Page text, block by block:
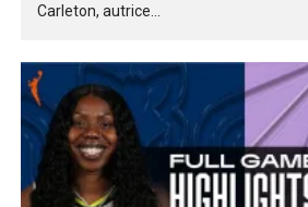
Carleton, autrice...